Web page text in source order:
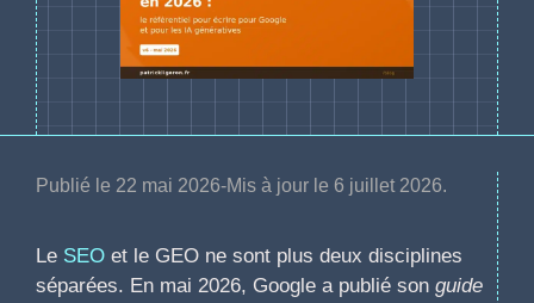
Publié le 22 mai 2026-Mis à jour le 6 juillet 2026.
Le SEO et le GEO ne sont plus deux disciplines
séparées. En mai 2026, Google a publié son guide